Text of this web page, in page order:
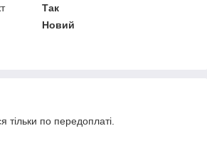
Так
Новий
тільки по передоплаті.